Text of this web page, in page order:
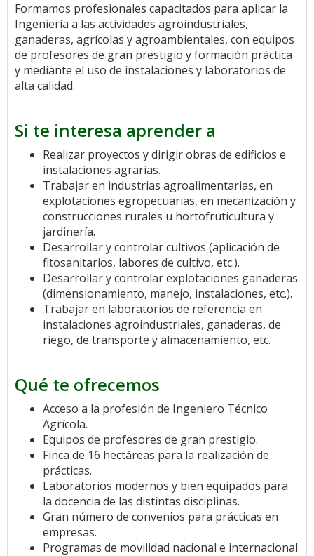
Formamos profesionales capacitados para aplicar la
Ingeniería a las actividades agroindustriales,
ganaderas, agrícolas y agroambientales, con equipos
de profesores de gran prestigio y formación práctica
y mediante el uso de instalaciones y laboratorios de
alta calidad.
Si te interesa aprender a
Realizar proyectos y dirigir obras de edificios e
instalaciones agrarias.
Trabajar en industrias agroalimentarias, en
explotaciones egropecuarias, en mecanización y
construcciones rurales u hortofruticultura y
jardinería.
Desarrollar y controlar cultivos (aplicación de
fitosanitarios, labores de cultivo, etc.).
Desarrollar y controlar explotaciones ganaderas
(dimensionamiento, manejo, instalaciones, etc.).
Trabajar en laboratorios de referencia en
instalaciones agroindustriales, ganaderas, de
riego, de transporte y almacenamiento, etc.
Qué te ofrecemos
Acceso a la profesión de Ingeniero Técnico
Agrícola.
Equipos de profesores de gran prestigio.
Finca de 16 hectáreas para la realización de
prácticas.
Laboratorios modernos y bien equipados para
la docencia de las distintas disciplinas.
Gran número de convenios para prácticas en
empresas.
Programas de movilidad nacional e internacional